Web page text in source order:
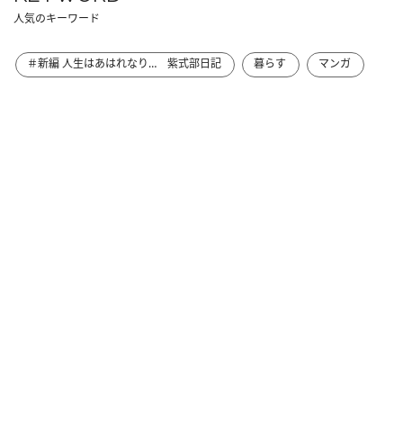
人気のキーワード
＃新編 人生はあはれなり… 紫式部日記 暮らす マンガ